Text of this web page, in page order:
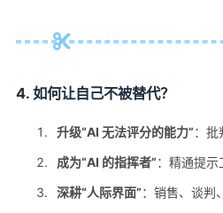
4. 如何让自己不被替代？
升级“AI 无法评分的能力”：批
成为“AI 的指挥者”：精通提
深耕“人际界面”：销售、谈判